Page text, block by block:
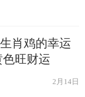
肖鸡的幸运
色旺财运
2月14日